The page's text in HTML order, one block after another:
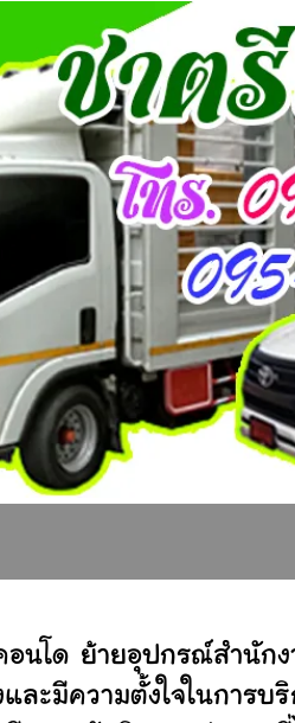
นโด ย้ายอุปกรณ์สำนัก
ะมีความตั้งใจในการบ